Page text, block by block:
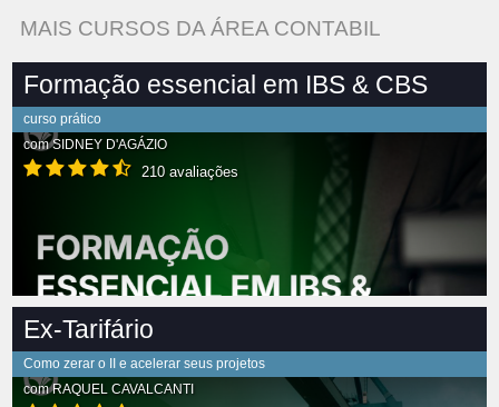
MAIS CURSOS DA ÁREA CONTABIL
Formação essencial em IBS & CBS
curso prático
comSIDNEY D'AGÁZIO
210 avaliações
Ex-Tarifário
Como zerar o II e acelerar seus projetos
comRAQUEL CAVALCANTI